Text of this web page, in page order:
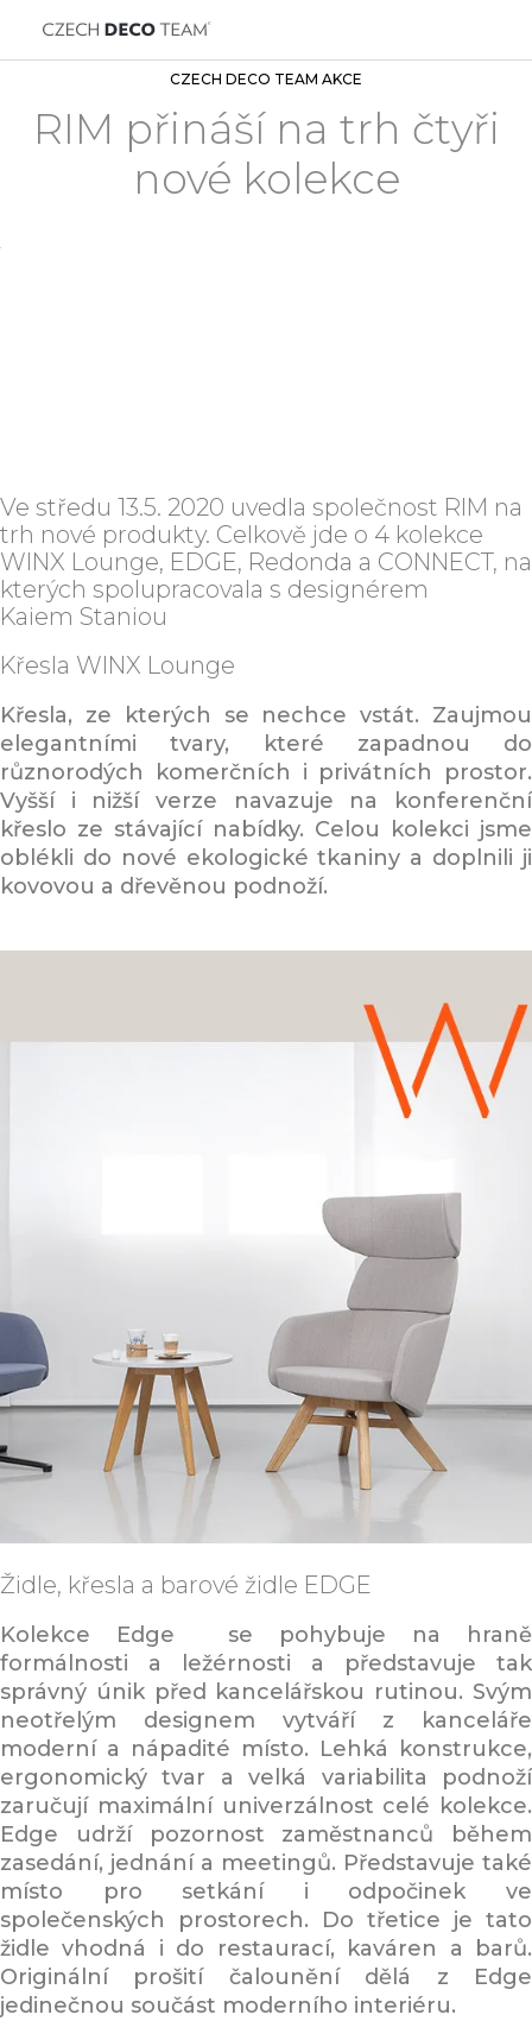
CZECH DECO TEAM AKCE
RIM přináší na trh čtyři
nové kolekce
Ve středu 13.5. 2020 uvedla společnost RIM na
trh nové produkty. Celkově jde o 4 kolekce
WINX Lounge, EDGE, Redonda a CONNECT, na
kterých spolupracovala s designérem
Kaiem Staniou
Křesla WINX Lounge
Křesla, ze kterých se nechce vstát. Zaujmou
elegantními tvary, které zapadnou do
různorodých komerčních i privátních prostor.
Vyšší i nižší verze navazuje na konferenční
křeslo ze stávající nabídky. Celou kolekci jsme
oblékli do nové ekologické tkaniny a doplnili ji
kovovou a dřevěnou podnoží.
Židle, křesla a barové židle EDGE
Kolekce Edge se pohybuje na hraně
formálnosti a ležérnosti a představuje tak
správný únik před kancelářskou rutinou. Svým
neotřelým designem vytváří z kanceláře
moderní a nápadité místo. Lehká konstrukce,
ergonomický tvar a velká variabilita podnoží
zaručují maximální univerzálnost celé kolekce.
Edge udrží pozornost zaměstnanců během
zasedání, jednání a meetingů. Představuje také
místo pro setkání i odpočinek ve
společenských prostorech. Do třetice je tato
židle vhodná i do restaurací, kaváren a barů.
Originální prošití čalounění dělá z Edge
jedinečnou součást moderního interiéru.